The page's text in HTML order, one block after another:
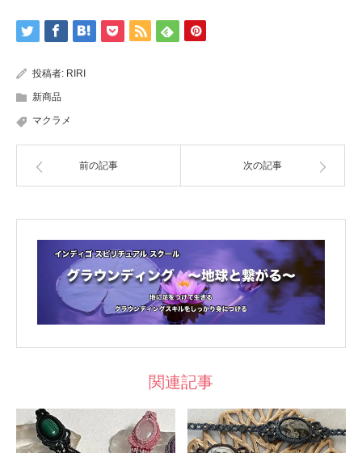
投稿者: RIRI
新商品
マクラメ
前の記事 次の記事
関連記事